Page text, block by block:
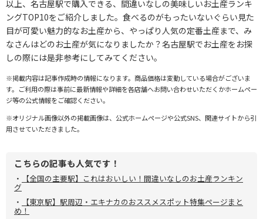
以上、名古屋駅で購入できる、間違いなしの美味しいお土産ランキ
ングTOP10をご紹介しました。食べるのがもったいないぐらい見た
目が可愛い魅力的なお土産から、やっぱり人気の定番土産まで、み
なさんはどのお土産が気になりましたか？名古屋駅でお土産をお探
しの際には是非参考にしてみてください。
※掲載内容は記事作成時の情報になります。商品価格は変動している場合がございま
す。ご利用の際は事前に最新情報や詳細を各店舗へお問い合わせいただくかホームペー
ジ等の公式情報をご確認ください。
※オリジナル画像以外の掲載画像は、公式ホームページや公式SNS、関連サイトから引
用させていただきました。
こちらの記事も人気です！
・ 【全国の主要駅】これはおいしい！間違いなしのお土産ランキン
グ
・
【東京駅】駅周辺・エキナカのおススメスポット特集ページまと
め！